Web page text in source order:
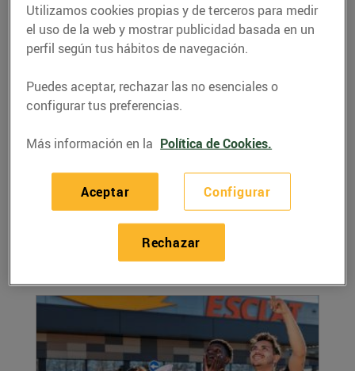
16 anys gaudint dels formatges artesans
05/abril/2024
La fira de formatges de referència de
Catalunya reunirà 40 formatgeries artesanes
Utilizamos cookies propias y de terceros para medir
el uso de la web y mostrar publicidad basada en un
perfil según tus hábitos de navegación.
Puedes aceptar, rechazar las no esenciales o
configurar tus preferencias.
Más información en la Política de Cookies.
Configurar
Rechazar
Aceptar